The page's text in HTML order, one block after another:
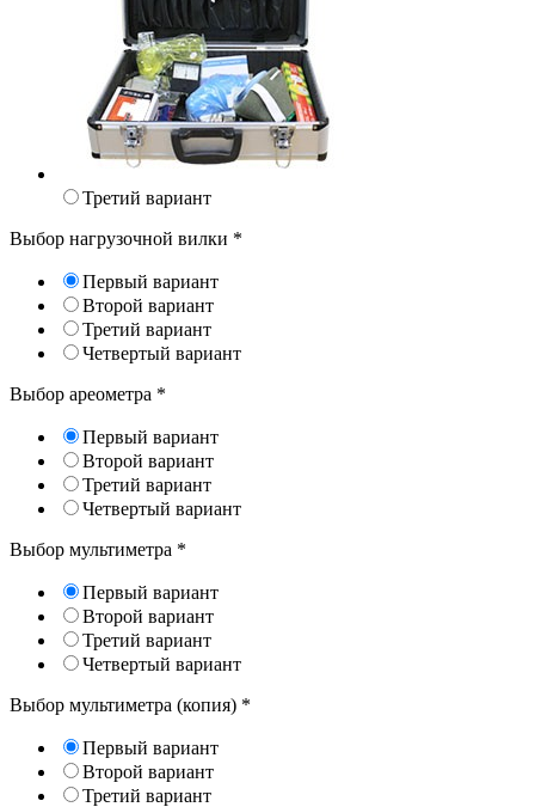
Третий вариант
Выбор нагрузочной вилки *
Первый вариант
Второй вариант
Третий вариант
Четвертый вариант
Выбор ареометра *
Первый вариант
Второй вариант
Третий вариант
Четвертый вариант
Выбор мультиметра *
Первый вариант
Второй вариант
Третий вариант
Четвертый вариант
Выбор мультиметра (копия) *
Первый вариант
Второй вариант
Третий вариант